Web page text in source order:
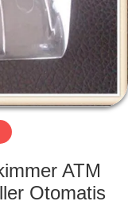
ATM
Otomatis